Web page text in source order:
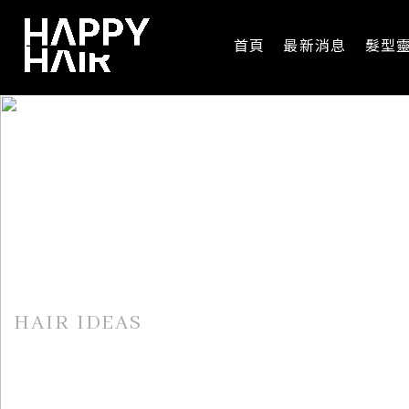
首頁 最新消息 髮型
HAIR IDEAS